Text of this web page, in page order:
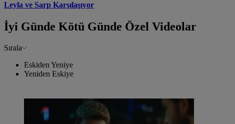
Leyla ve Sarp Karşılaşıyor
İyi Günde Kötü Günde Özel Videolar
Sırala
Eskiden Yeniye
Yeniden Eskiye